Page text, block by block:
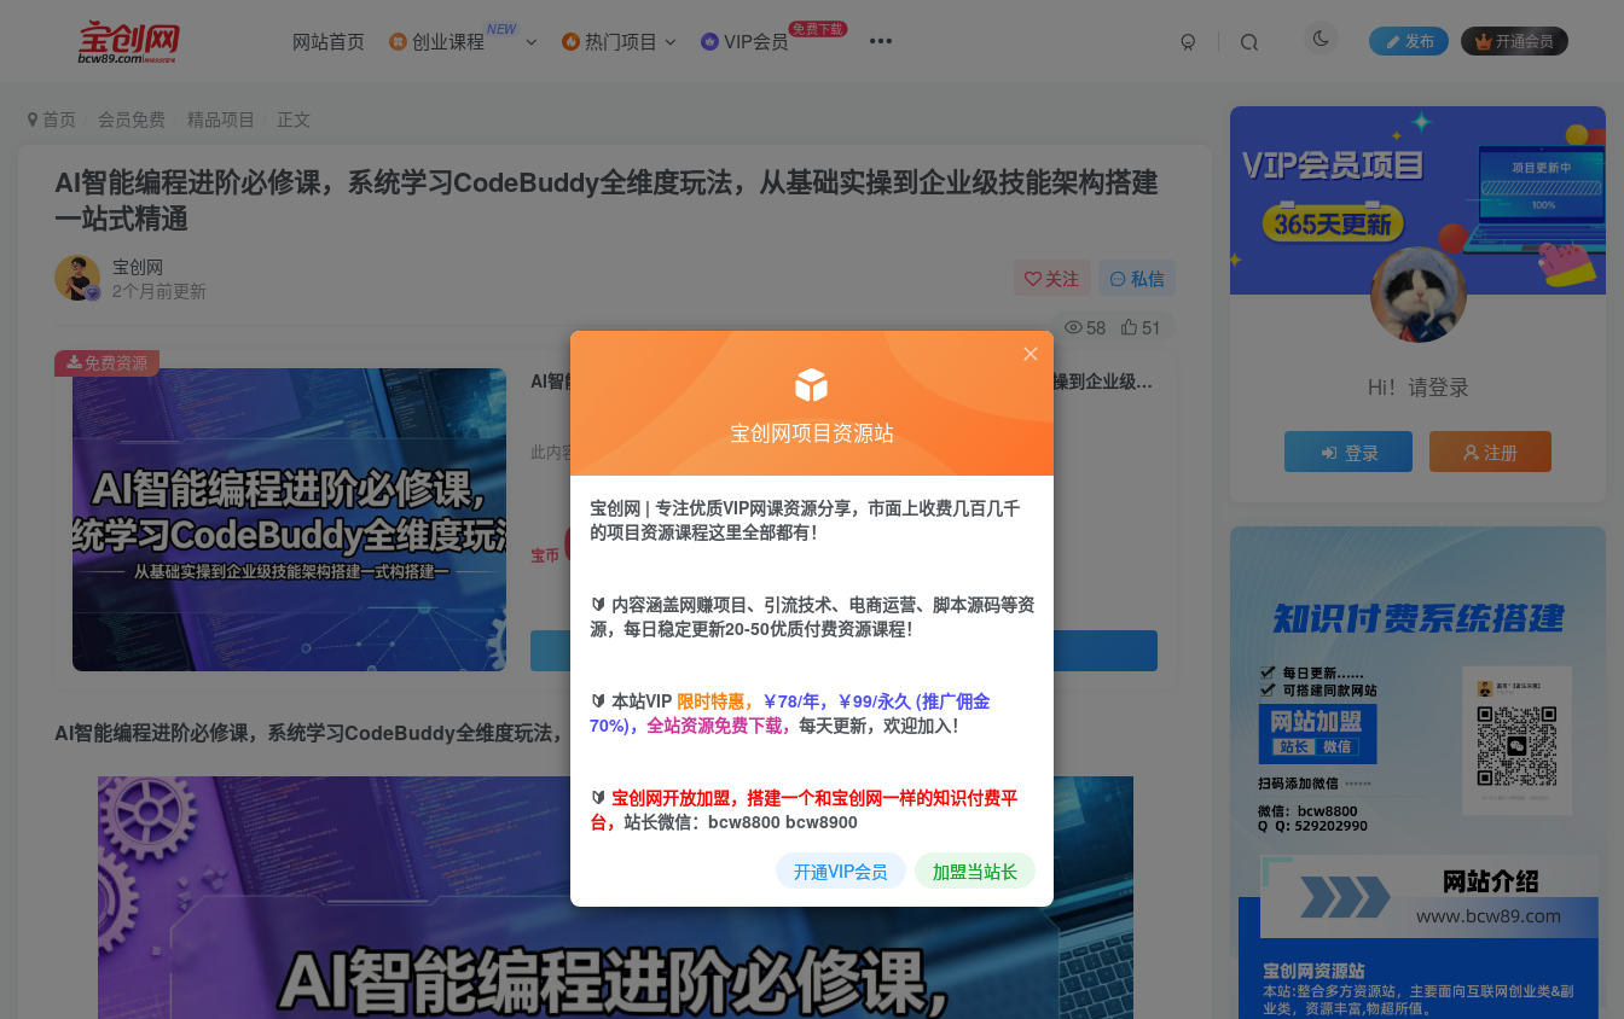
网站首页 创业课程 NEW 热门项目 VIP会员 免费下载
发布 开通会员
首页 会员免费 精品项目 正文
AI智能编程进阶必修课，系统学习CodeBuddy全维度玩法，从基础实操到企业级技能架构搭建
一站式精通
宝创网
2个月前更新
关注 私信
58 51
AI智能编程进阶必修课，系统学习CodeBuddy全维度玩法，从基础实操到企业级技能架构搭建一站式精通
此内容为免费资源，请登录后查看
宝币 0
免费资源
AI智能编程进阶必修课，系统学习CodeBuddy全维度玩法，从基础实操到企业级技能架构搭建一站式精通
Hi！请登录
登录 注册
宝创网项目资源站
宝创网 | 专注优质VIP网课资源分享，市面上收费几百几千
的项目资源课程这里全部都有！
🔰 内容涵盖网赚项目、引流技术、电商运营、脚本源码等资
源，每日稳定更新20-50优质付费资源课程！
🔰 本站VIP 限时特惠， ￥78/年，￥99/永久 (推广佣金
70%)， 全站资源免费下载， 每天更新，欢迎加入！
🔰 宝创网开放加盟，搭建一个和宝创网一样的知识付费平
台， 站长微信：bcw8800 bcw8900
开通VIP会员 加盟当站长